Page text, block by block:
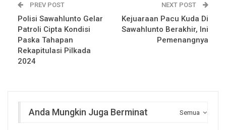
PREV POST
Polisi Sawahlunto Gelar
Patroli Cipta Kondisi
Paska Tahapan
Rekapitulasi Pilkada
2024
NEXT POST
Kejuaraan Pacu Kuda Di
Sawahlunto Berakhir, Ini
Pemenangnya
Semua
Anda Mungkin Juga Berminat